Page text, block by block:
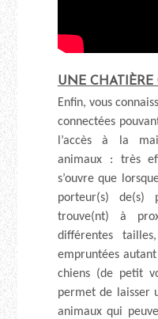
UNE CHATIÈRE
Enfin, vous
connectées
l’accès à la
animaux : très
s’ouvre que
porteur(s) de(s)
trouve(nt) à
différentes
empruntées
chiens (de petit
permet de laisser
animaux qui